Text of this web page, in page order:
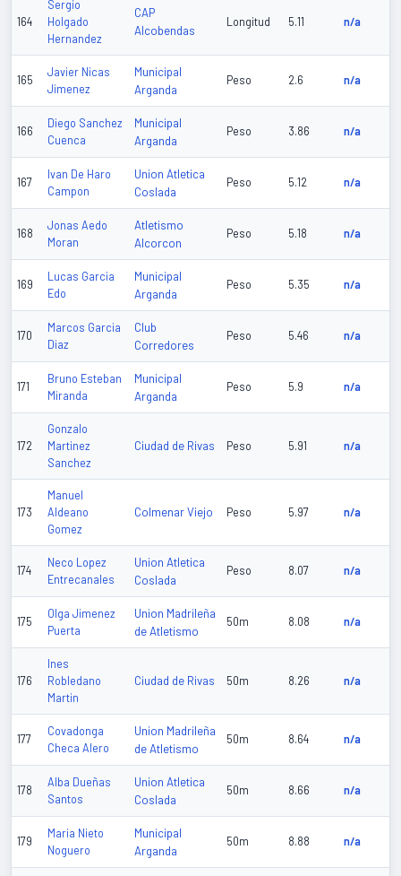
164
Sergio
Holgado
Hernandez
CAP
Alcobendas
Longitud 5.11 n/a
165
Javier Nicas
Jimenez
Municipal
Arganda
Peso 2.6 n/a
166
Diego Sanchez
Cuenca
Municipal
Arganda
Peso 3.86 n/a
167
Ivan De Haro
Campon
Union Atletica
Coslada
Peso 5.12 n/a
168
Jonas Aedo
Moran
Atletismo
Alcorcon
Peso 5.18 n/a
169
Lucas Garcia
Edo
Municipal
Arganda
Peso 5.35 n/a
170
Marcos Garcia
Diaz
Club
Corredores
Peso 5.46 n/a
171
Bruno Esteban
Miranda
Municipal
Arganda
Peso 5.9 n/a
172
Gonzalo
Martinez
Sanchez
Ciudad de Rivas Peso 5.91 n/a
173
Manuel
Aldeano
Gomez
Colmenar Viejo Peso 5.97 n/a
174
Neco Lopez
Entrecanales
Union Atletica
Coslada
Peso 8.07 n/a
175
Olga Jimenez
Puerta
Union Madrileña
de Atletismo
50m 8.08 n/a
176
Ines
Robledano
Martin
Ciudad de Rivas 50m 8.26 n/a
177
Covadonga
Checa Alero
Union Madrileña
de Atletismo
50m 8.64 n/a
178
Alba Dueñas
Santos
Union Atletica
Coslada
50m 8.66 n/a
179
Maria Nieto
Noguero
Municipal
Arganda
50m 8.88 n/a